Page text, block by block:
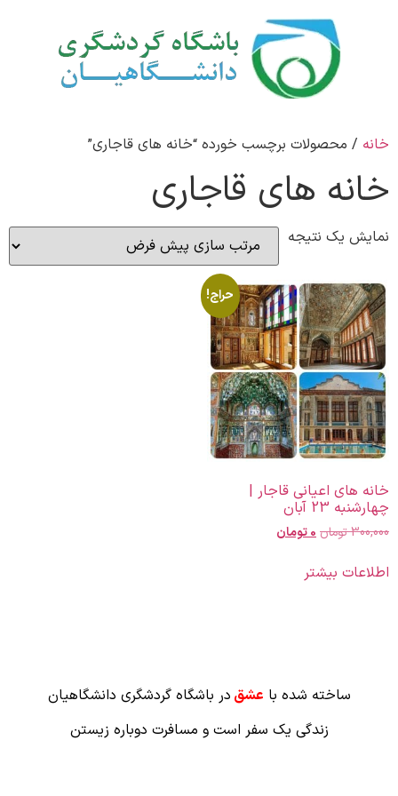
خانه / محصولات برچسب خورده “خانه های قاجاری”
خانه های قاجاری
نمایش یک نتیجه
حراج!
خانه های اعیانی قاجار |
چهارشنبه 23 آبان
300,000تومان0تومان
اطلاعات بیشتر
ساخته شده با عشق در باشگاه گردشگری دانشگاهیان
زندگی یک سفر است و مسافرت دوباره زیستن